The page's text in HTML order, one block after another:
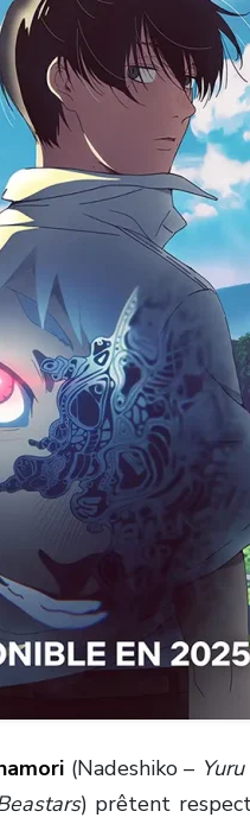
(Nadeshiko –
) prêtent